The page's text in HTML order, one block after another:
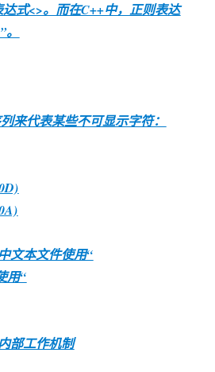
达式<>。而在C++中，正则表达
来代表某些不可显示字符：
文本文件使用“
用“
部工作机制